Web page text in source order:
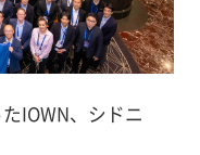
IOWN、シドニ